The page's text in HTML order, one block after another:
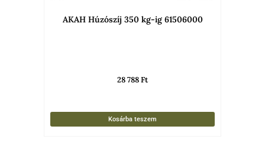
AKAH Húzószíj 350 kg-ig 61506000
28 788Ft
Kosárba teszem